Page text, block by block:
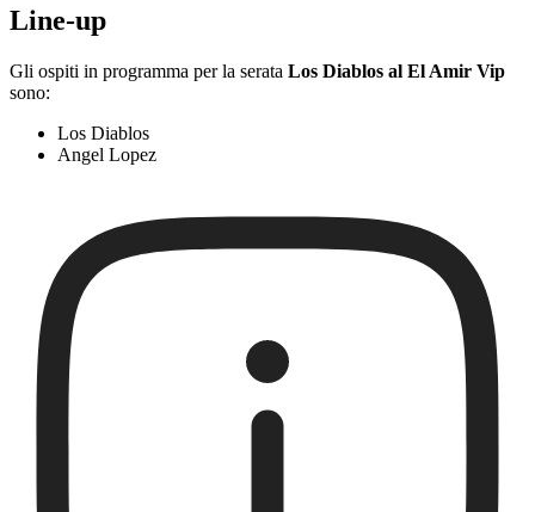
Line-up
Gli ospiti in programma per la serata Los Diablos al El Amir Vip
sono:
Los Diablos
Angel Lopez